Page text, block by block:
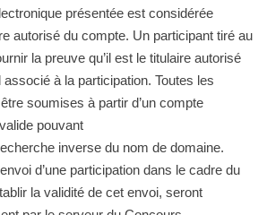
présentée est considérée
autorisé du compte. Un participant tiré au
la preuve qu’il est le titulaire autorisé
à la participation. Toutes les
soumises à partir d’un compte
pouvant
inverse du nom de domaine.
d’une participation dans le cadre du
la validité de cet envoi, seront